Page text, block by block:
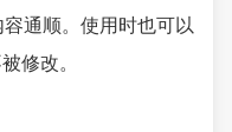
通顺。使用时也可以
修改。